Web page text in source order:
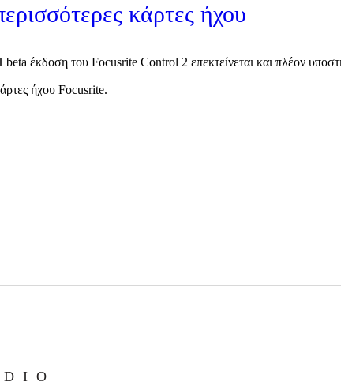
κάρτες ήχου
beta έκδοση του Focusrite Control 2 επεκτείνεται και πλέον
ήχου Focusrite.